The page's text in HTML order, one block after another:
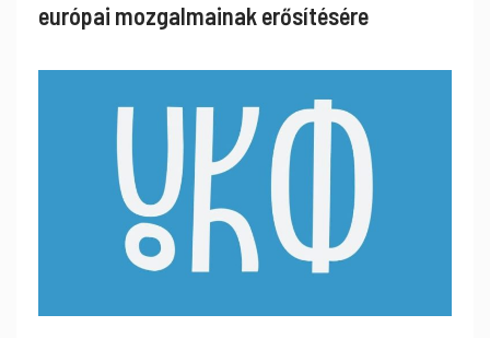
európai mozgalmainak erősítésére